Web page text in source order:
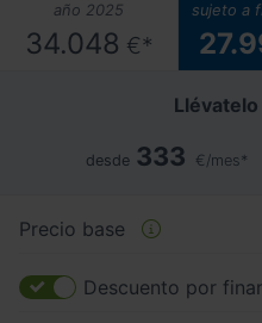
año 2025
34.048 €*
sujeto a
desde 333 €/mes*
Precio base
Descuento por